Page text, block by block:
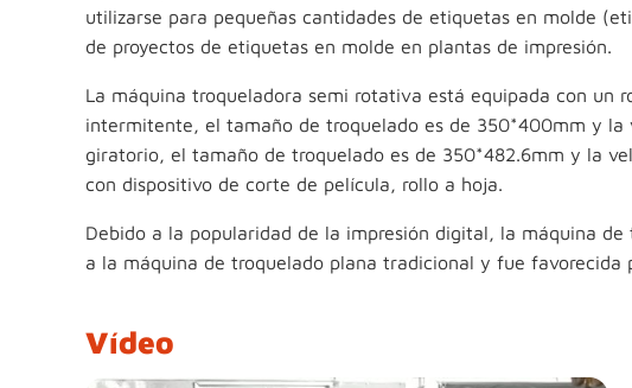
utilizarse para pequeñas cantidades de etiquetas en molde
de proyectos de etiquetas en molde en plantas de impresión.
La máquina troqueladora semi rotativa está equipada con un
intermitente, el tamaño de troquelado es de 350*400mm y
giratorio, el tamaño de troquelado es de 350*482.6mm y la
con dispositivo de corte de película, rollo a hoja.
Debido a la popularidad de la impresión digital, la máquina
a la máquina de troquelado plana tradicional y fue favorecida
Vídeo